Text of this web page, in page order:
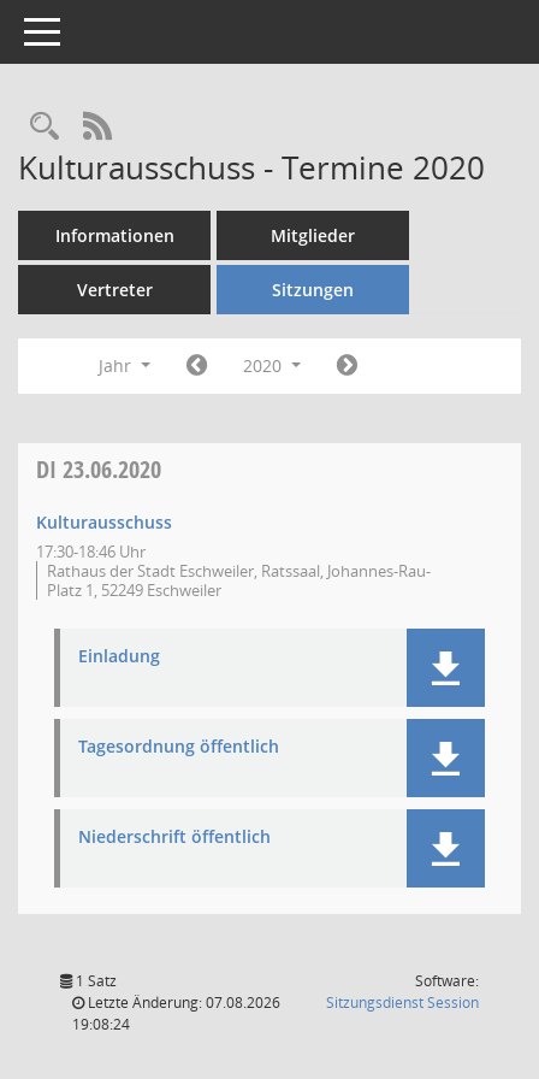
Toggle navigation
Rechercheauswahl
RSS-Feed
Kulturausschuss - Termine 2020
Informationen Mitglieder
Vertreter Sitzungen
Jahr 2020
DI 23.06.2020
Kulturausschuss
17:30-18:46 Uhr
Rathaus der Stadt Eschweiler, Ratssaal, Johannes-Rau-
Platz 1, 52249 Eschweiler
Einladung
Tagesordnung öffentlich
Niederschrift öffentlich
1 Satz
Letzte Änderung: 07.08.2026
19:08:24
Software:
SitzungsdienstSession(Wird in